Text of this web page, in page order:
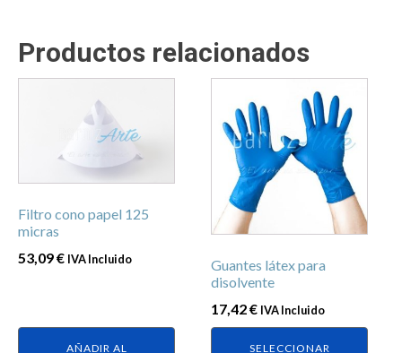
Productos relacionados
Filtro cono papel 125
micras
53,09€ IVA Incluido
AÑADIR AL
Guantes látex para
disolvente
17,42€ IVA Incluido
SELECCIONAR
producto
tiene
múltiples
variantes.
Las
opciones
pueden
elegir
en
la